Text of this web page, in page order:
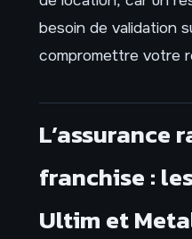
besoin de validation
compromettre votre
L’assurance
franchise :
Ultim et